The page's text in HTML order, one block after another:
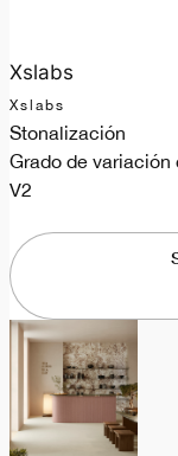
Xslabs
Xslabs
Stonalización
Grado de
V2